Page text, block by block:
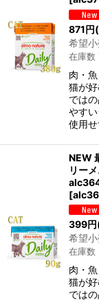
871円
希望
在庫数
肉・
猫が
では
やす
使用
NEW
リー
[
399円
希望
在庫数
肉・
猫が
では